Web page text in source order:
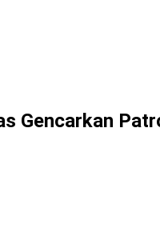
Gencarkan